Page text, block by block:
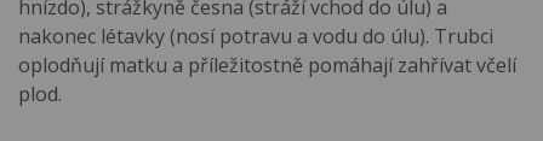
hnízdo), strážkyně česna (stráží vchod do úlu) a
nakonec létavky (nosí potravu a vodu do úlu). Trubci
oplodňují matku a příležitostně pomáhají zahřívat včelí
plod.